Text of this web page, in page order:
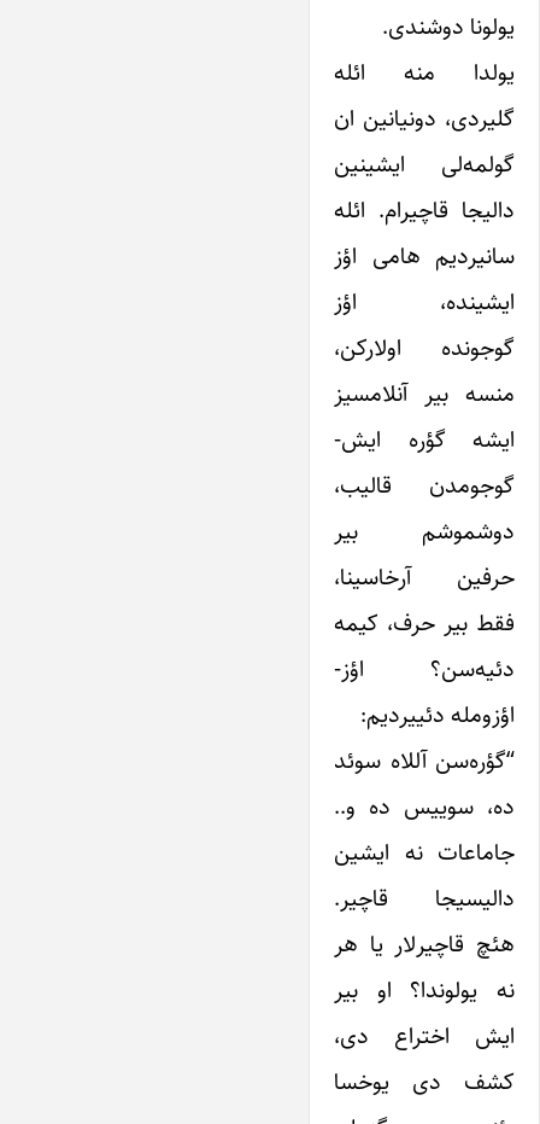
یولونا دوشندی.
یولدا منه ائله
گلیردی، دونیانین ان
گولمه‌لی ایشینین
دالیجا قاچیرام. ائله
سانیردیم هامی اؤز
ایشینده، اؤز
گوجونده اولارکن،
منسه بیر آنلامسیز
ایشه گؤره ایش-
گوجومدن قالیب،
دوشموشم بیر
حرفین آرخاسینا،
فقط بیر حرف، کیمه
دئیه‌سن؟ اؤز-
اؤزومله دئییردیم:
“گؤره‌سن آللاه سوئد
ده، سوییس ده و..
جاماعات نه ایشین
دالیسیجا قاچیر.
هئچ قاچیرلار یا هر
نه یولوندا؟ او بیر
ایش اختراع دی،
کشف دی یوخسا